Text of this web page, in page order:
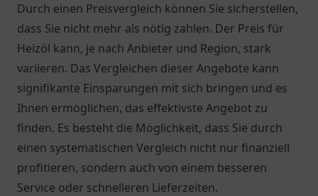
Durch einen Preisvergleich können Sie sicherstellen,
dass Sie nicht mehr als nötig zahlen. Der Preis für
Heizöl kann, je nach Anbieter und Region, stark
variieren. Das Vergleichen dieser Angebote kann
signifikante Einsparungen mit sich bringen und es
Ihnen ermöglichen, das effektivste Angebot zu
finden. Es besteht die Möglichkeit, dass Sie durch
einen systematischen Vergleich nicht nur finanziell
profitieren, sondern auch von einem besseren
Service oder schnelleren Lieferzeiten.